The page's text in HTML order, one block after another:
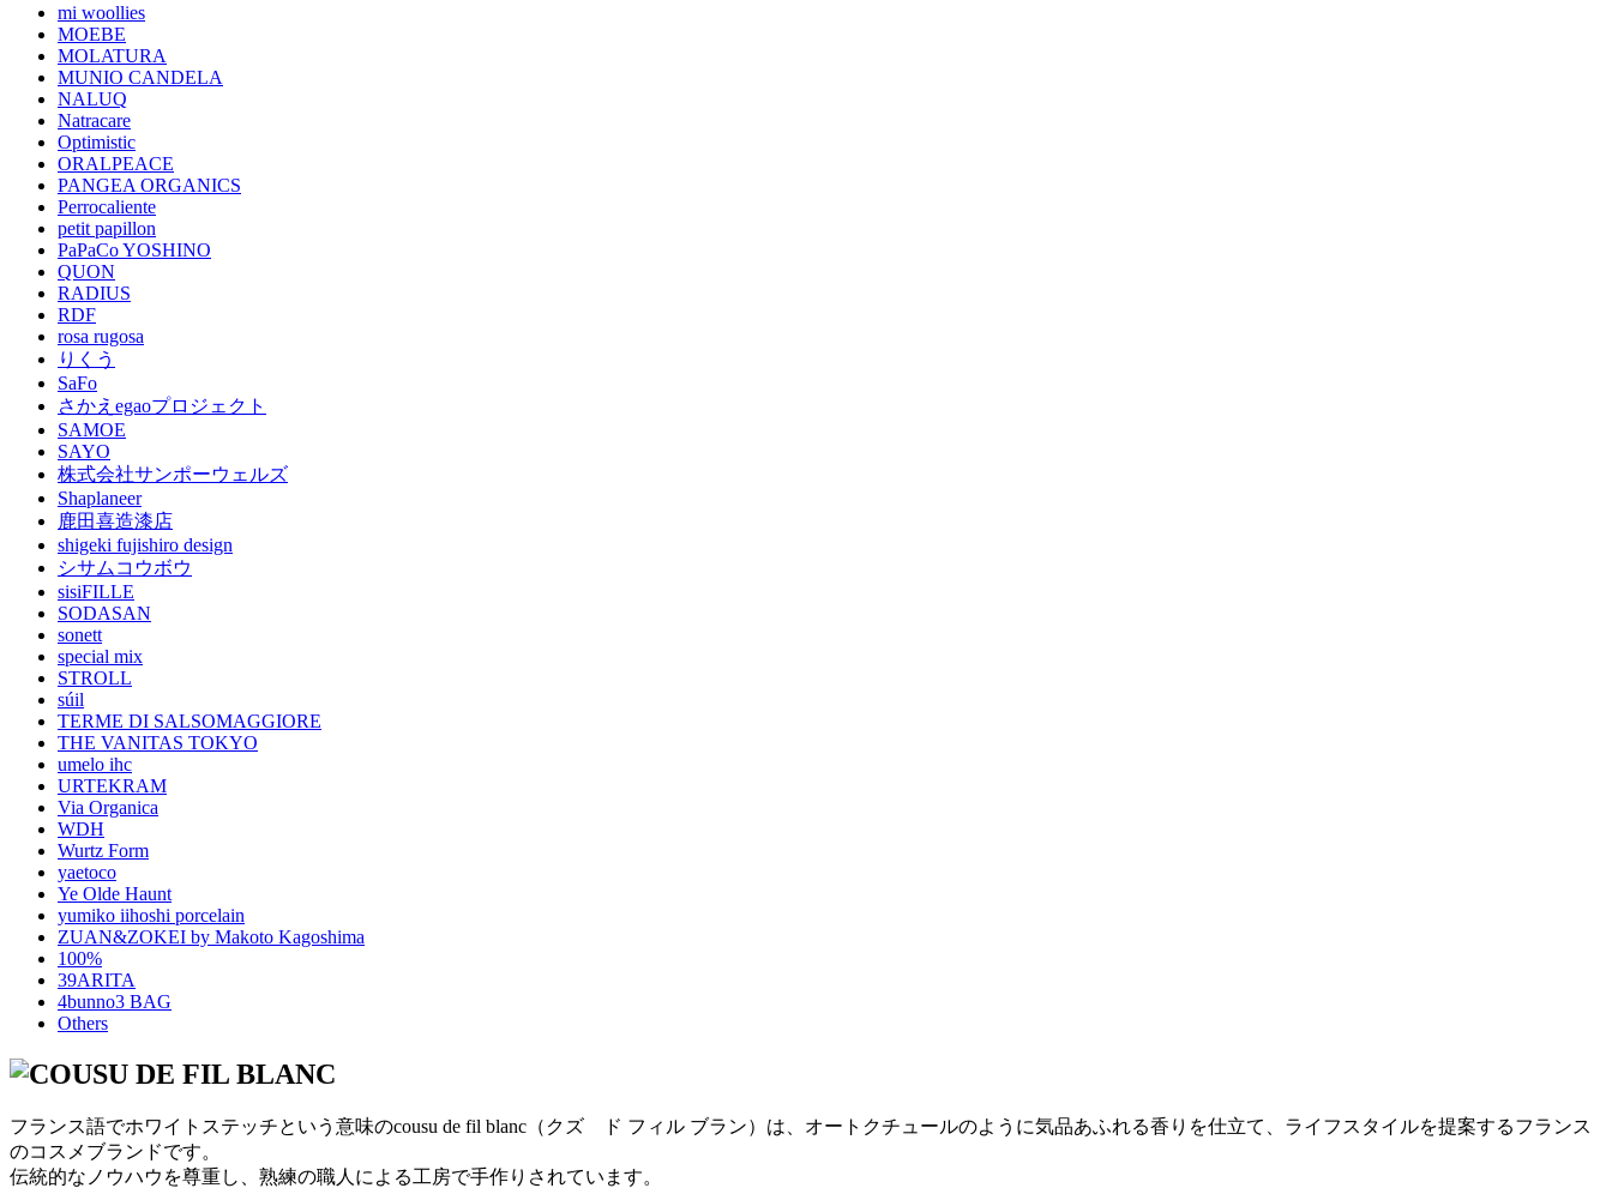
mi woollies
MOEBE
MOLATURA
MUNIO CANDELA
NALUQ
Natracare
Optimistic
ORALPEACE
PANGEA ORGANICS
Perrocaliente
petit papillon
PaPaCo YOSHINO
QUON
RADIUS
RDF
rosa rugosa
りくう
SaFo
さかえegaoプロジェクト
SAMOE
SAYO
株式会社サンポーウェルズ
Shaplaneer
鹿田喜造漆店
shigeki fujishiro design
シサムコウボウ
sisiFILLE
SODASAN
sonett
special mix
STROLL
súil
TERME DI SALSOMAGGIORE
THE VANITAS TOKYO
umelo ihc
URTEKRAM
Via Organica
WDH
Wurtz Form
yaetoco
Ye Olde Haunt
yumiko iihoshi porcelain
ZUAN&ZOKEI by Makoto Kagoshima
100%
39ARITA
4bunno3 BAG
Others
フランス語でホワイトステッチという意味のcousu de fil blanc（クズ ド フィル ブラン）は、オートクチュールのように気品あふれる香りを仕立て、ライフスタイルを提案するフランス
のコスメブランドです。
伝統的なノウハウを尊重し、熟練の職人による工房で手作りされています。